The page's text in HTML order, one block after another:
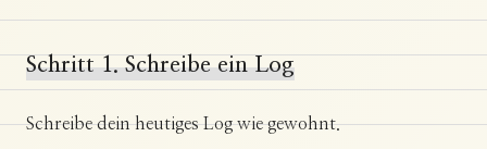
Schritt 1. Schreibe ein Log
Schreibe dein heutiges Log wie gewohnt.